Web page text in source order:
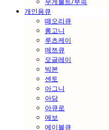
개인용큐
떼오리큐
롱고니
루츠케이
메쯔큐
모글레이
빅본
센토
아그니
아담
아큐로
에보
에이블큐